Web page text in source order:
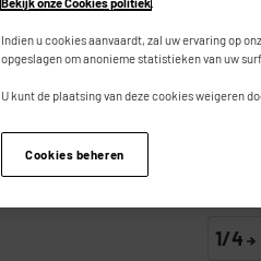
1/4
Indien u cookies aanvaardt, zal uw ervaring op
opgeslagen om anonieme statistieken van uw
U kunt de plaatsing van deze cookies weigeren
Cookies beheren